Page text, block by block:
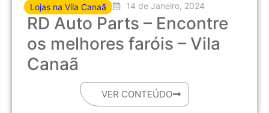
Lojas na Vila Canaã 14 de Janeiro, 2024
RD Auto Parts – Encontre
os melhores faróis – Vila
Canaã
VER CONTEÚDO